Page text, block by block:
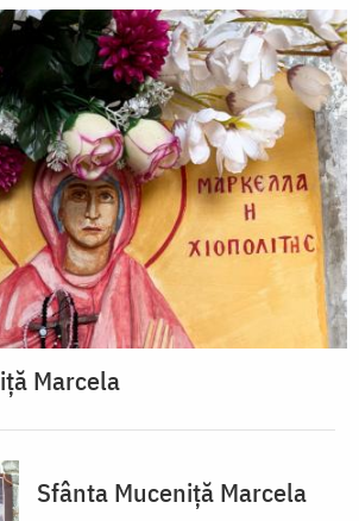
Marcela
Sfânta Muceniță Marcela